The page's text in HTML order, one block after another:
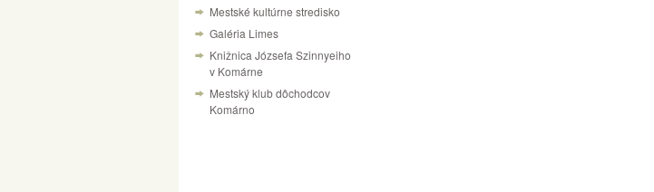
Mestské kultúrne stredisko
Galéria Limes
Knižnica Józsefa Szinnyeiho
v Komárne
Mestský klub dôchodcov
Komárno